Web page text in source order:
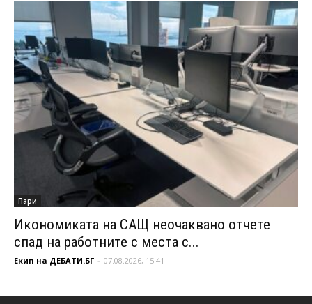
Пари
Икономиката на САЩ неочаквано отчете
спад на работните с места с...
Екип на ДЕБАТИ.БГ - 07.08.2026, 15:41